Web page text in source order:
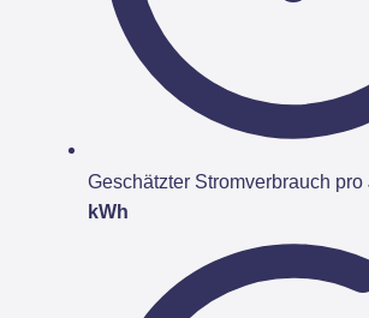
Geschätzter Stromverbrauch pro
kWh